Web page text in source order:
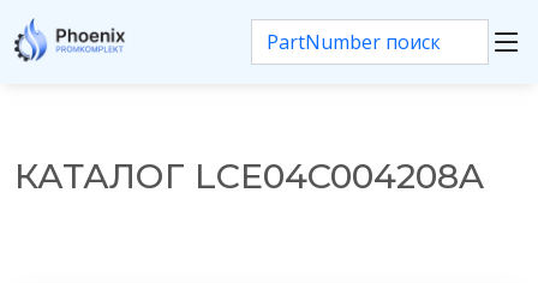
КАТАЛОГ LCE04C004208A